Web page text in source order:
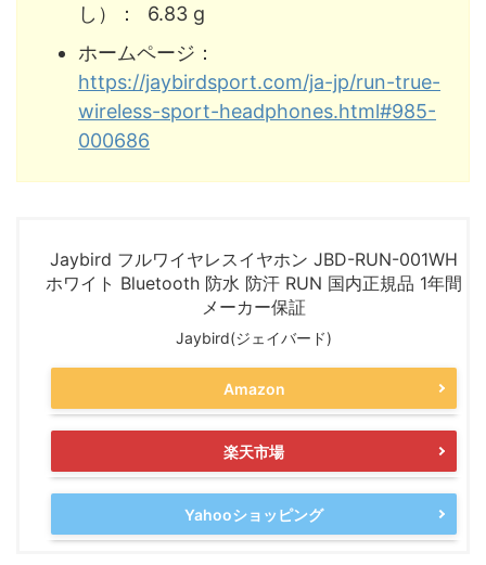
し）： 6.83 g
ホームページ：
https://jaybirdsport.com/ja-jp/run-true-
wireless-sport-headphones.html#985-
000686
Jaybird フルワイヤレスイヤホン JBD-RUN-001WH
ホワイト Bluetooth 防水 防汗 RUN 国内正規品 1年間
メーカー保証
Jaybird(ジェイバード)
Amazon
楽天市場
Yahooショッピング